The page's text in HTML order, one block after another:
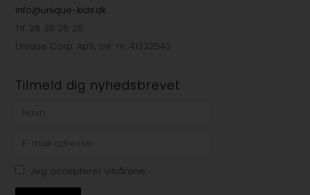
info@unique-kids.dk
Tlf. 28 30 26 26
Unique Corp. ApS, cvr. nr. 41322543
Tilmeld dig nyhedsbrevet
Jeg accepterer vilkårene